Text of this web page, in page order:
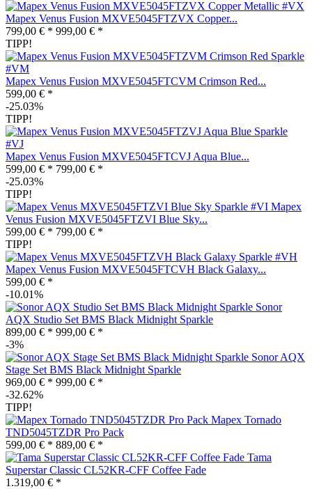
Mapex Venus Fusion MXVE5045FTZVX Copper...
799,00 € * 999,00 € *
TIPP!
Mapex Venus Fusion MXVE5045FTCVM Crimson Red...
599,00 € *
-25.03%
TIPP!
Mapex Venus Fusion MXVE5045FTCVJ Aqua Blue...
599,00 € * 799,00 € *
-25.03%
TIPP!
Mapex
Venus Fusion MXVE5045FTZVI Blue Sky...
599,00 € * 799,00 € *
TIPP!
Mapex Venus Fusion MXVE5045FTCVH Black Galaxy...
599,00 € *
-10.01%
Sonor
AQX Studio Set BMS Black Midnight Sparkle
899,00 € * 999,00 € *
-3%
Sonor AQX
Stage Set BMS Black Midnight Sparkle
969,00 € * 999,00 € *
-32.62%
TIPP!
Mapex Tornado
TND5045TZDR Pro Pack
599,00 € * 889,00 € *
Tama
Superstar Classic CL52KR-CFF Coffee Fade
1.319,00 € *